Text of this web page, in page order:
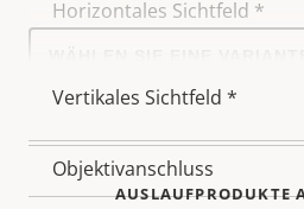
Horizontales Sichtfeld *
Vertikales Sichtfeld *
Objektivanschluss
Select
variant:
AUSLAUFPRODUKTE